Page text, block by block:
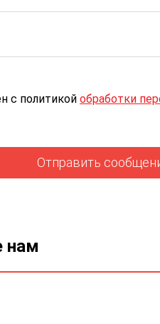
c политикой обработки
Отправить
нам